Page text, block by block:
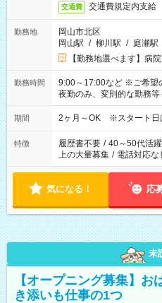
交通費 交通費規定内支給
勤務地
岡山市北区
岡山駅 / 柳川駅 / 庭瀬駅
【勤務地選べます】病
勤務時間
9:00～17:00など ※ご希望の時間帯をご相談ください。 ※日勤、
夜勤のみ、変則的な勤務等
期間 2ヶ月～OK ※スタート日
特徴 履歴書不要 / 40～50代活
上の大量募集 / 電話対応な
気になる！ 応
未
【オープニング募集】
き添いも仕事の1つ